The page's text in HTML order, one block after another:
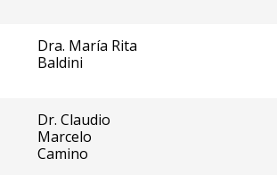
Dra. María Rita
Baldini
Dr. Claudio
Marcelo
Camino